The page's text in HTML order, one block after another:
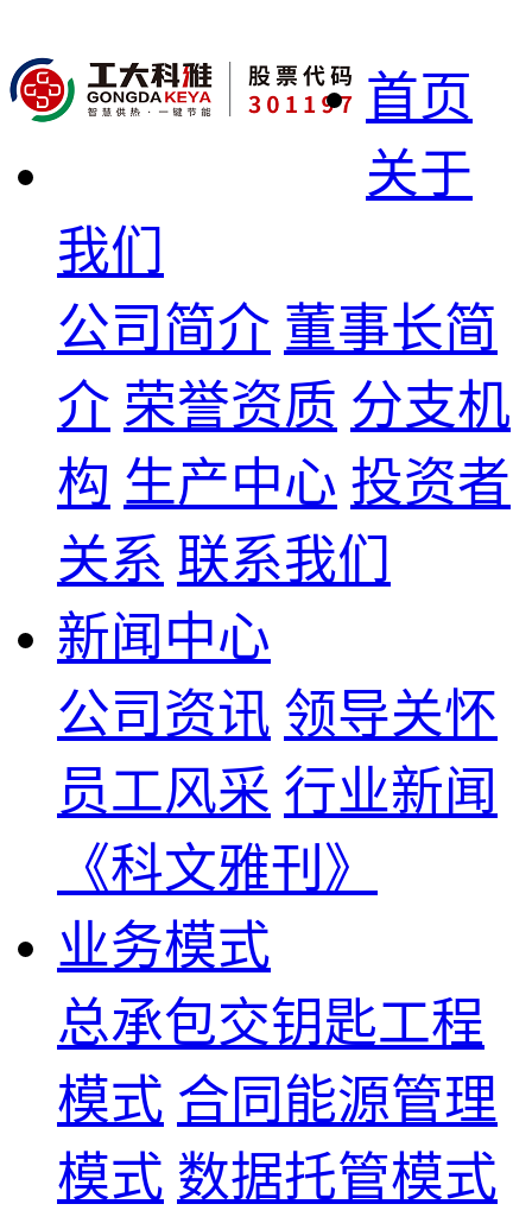
首页
关于
我们
公司简介 董事长简
介 荣誉资质 分支机
构 生产中心 投资者
关系 联系我们
新闻中心
公司资讯 领导关怀
员工风采 行业新闻
《科文雅刊》
业务模式
总承包交钥匙工程
模式 合同能源管理
模式 数据托管模式